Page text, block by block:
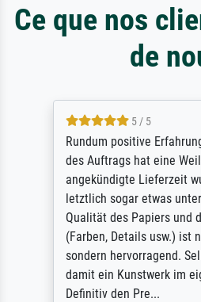
Ce que nos
de
5 / 5
Rundum positive
des Auftrags hat eine
angekündigte Lieferzeit
letztlich sogar etwas
Qualität des Papiers und
(Farben, Details usw.) ist
sondern hervorragend.
damit ein Kunstwerk im
Definitiv den Pre...